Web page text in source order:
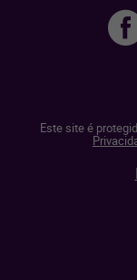
Este site é